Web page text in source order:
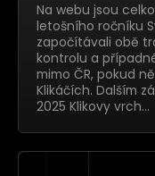
Na webu jsou
letošního ročníku
započítávali obě
kontrolu a
mimo ČR, pokud
Klikáčích. Dalším
2025 Klikovy vrch…